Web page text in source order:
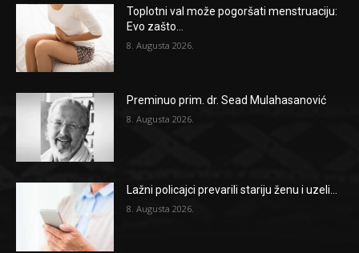
Toplotni val može pogoršati menstruaciju:
Evo zašto...
8. Augusta 2026.
Preminuo prim. dr. Sead Mulahasanović
8. Augusta 2026.
Lažni policajci prevarili stariju ženu i uzeli...
8. Augusta 2026.